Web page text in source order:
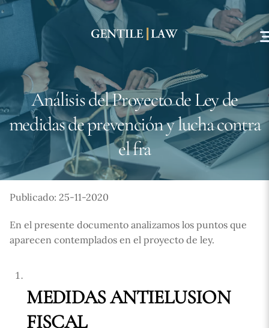
Skip
to
Análisis del Proyecto de Ley de
medidas de prevención y lucha contra
el fra
Publicado: 25-11-2020
En el presente documento analizamos los puntos que
aparecen contemplados en el proyecto de ley.
MEDIDAS ANTIELUSION
FISCAL